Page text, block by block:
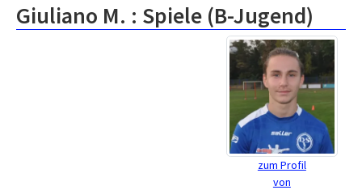
Giuliano M. : Spiele (B-Jugend)
zum Profil
von